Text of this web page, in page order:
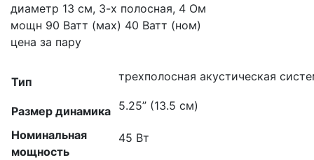
диаметр 13 см, 3-х полосная, 4 Ом
мощн 90 Ватт (мах) 40 Ватт (ном)
цена за пару
Тип трехполосная акустическая
Размер динамика 5.25” (13.5 см)
Номинальная
мощность
45 Вт